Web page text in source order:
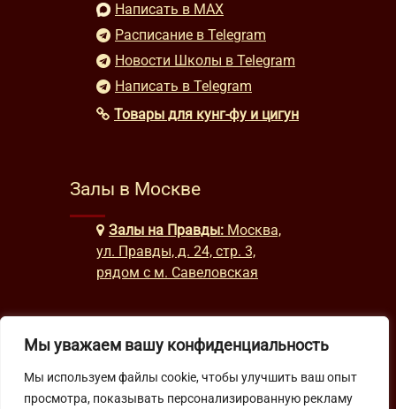
Мы уважаем вашу конфиденциальность
Мы используем файлы cookie, чтобы улучшить ваш опыт
просмотра, показывать персонализированную рекламу
Написать в MAX
Расписание в Telegram
Новости Школы в Telegram
Написать в Telegram
Товары для кунг-фу и цигун
Залы в Москве
Залы на Правды: Москва,
ул. Правды, д. 24, стр. 3,
рядом с м. Савеловская
Часы работы
будни: с 9:00 до 22:00